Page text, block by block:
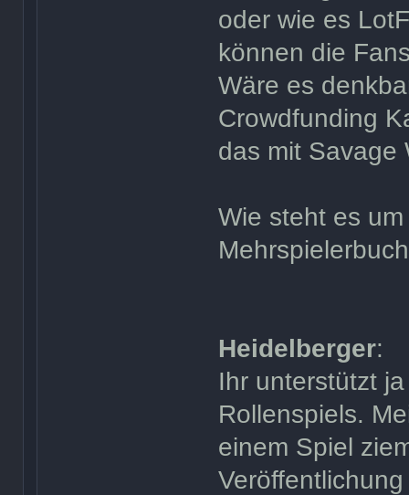
oder wie es
können die
Wäre es
Crowdfunding
das mit Savage
Wie steht es
Heidelberger:
Ihr unterstützt
Rollenspiels.
einem Spiel